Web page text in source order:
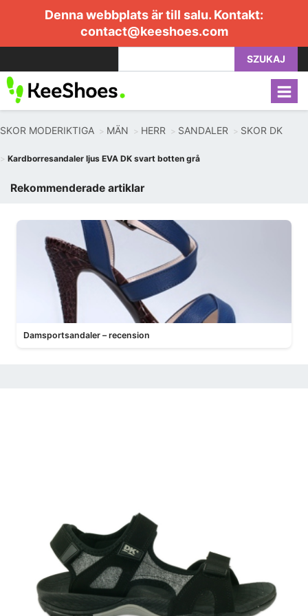
Denna webbplats är till salu. Kontakt:
contact@keeshoes.com
SZUKAJ
SKOR MODERIKTIGA MÄN HERR SANDALER SKOR DK
Kardborresandaler ljus EVA DK svart botten grå
Rekommenderade artiklar
Damsportsandaler – recension